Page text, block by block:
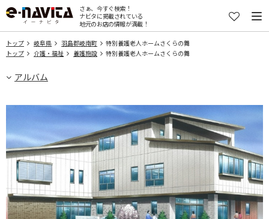
さぁ、今すぐ検索！
ナビタに掲載されている
地元のお店の情報が満載！
トップ 岐阜県 羽島郡岐南町
特別養護老人ホームさくらの舞
トップ
介護・福祉 養護施設 特別養護老人ホームさくらの舞
アルバム